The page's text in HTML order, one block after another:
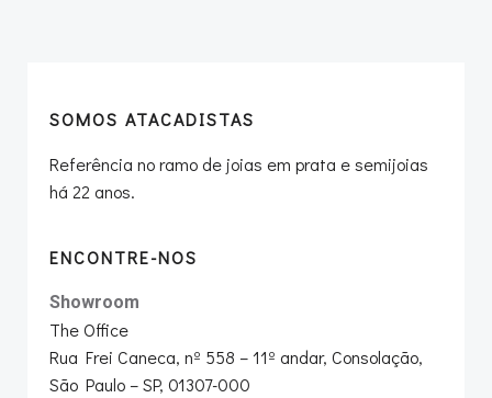
SOMOS ATACADISTAS
Referência no ramo de joias em prata e semijoias
há 22 anos.
ENCONTRE-NOS
Showroom
The Office
Rua Frei Caneca, nº 558 – 11º andar, Consolação,
São Paulo – SP, 01307-000